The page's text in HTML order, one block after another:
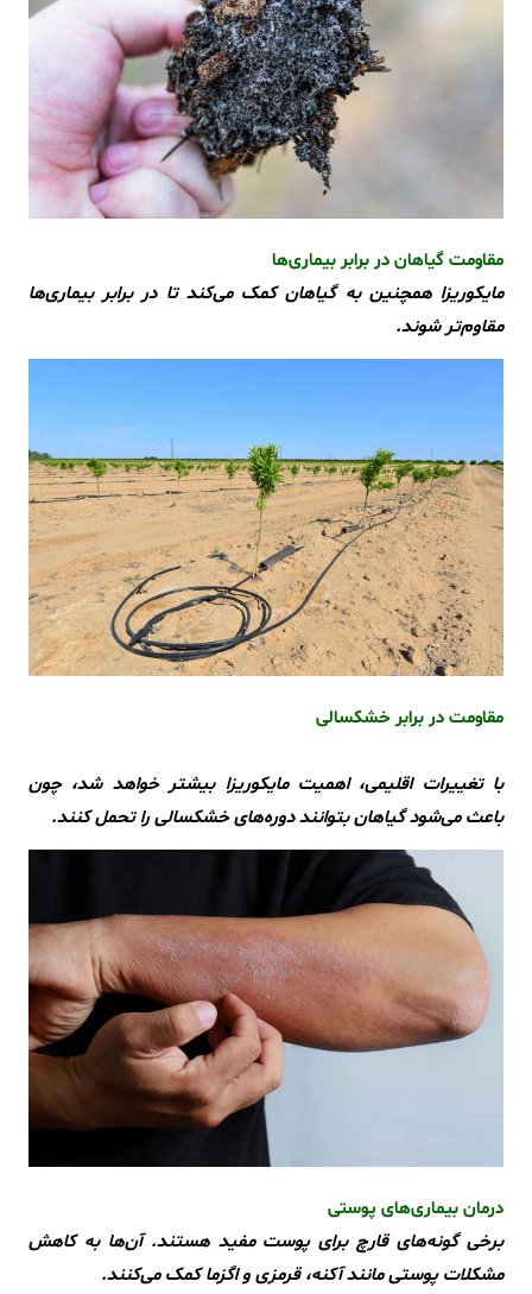
مقاومت گیاهان در برابر بیماری‌ها
مایکوریزا همچنین به گیاهان کمک می‌کند تا در برابر بیماری‌ها
مقاوم‌تر شوند.
مقاومت در برابر خشکسالی
با تغییرات اقلیمی، اهمیت مایکوریزا بیشتر خواهد شد، چون
باعث می‌شود گیاهان بتوانند دوره‌های خشکسالی را تحمل کنند.
درمان بیماری‌های پوستی
برخی گونه‌های قارچ برای پوست مفید هستند. آن‌ها به کاهش
مشکلات پوستی مانند آکنه، قرمزی و اگزما کمک می‌کنند.